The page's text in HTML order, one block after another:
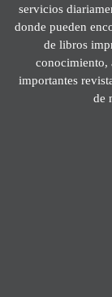
servicios
donde pueden
de libros
conocimiento,
importantes
de